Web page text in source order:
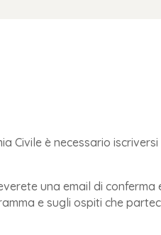
Civile è necessario
una email di conferma
e sugli ospiti che